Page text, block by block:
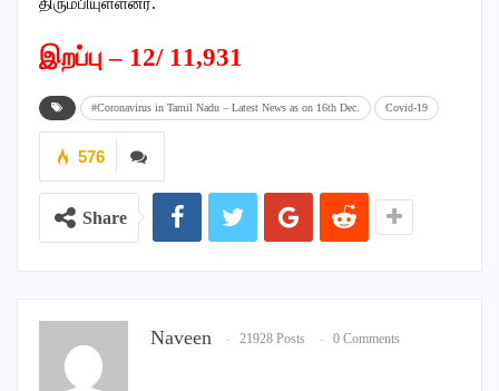
இறப்பு – 12/ 11,931
#Coronavirus in Tamil Nadu – Latest News as on 16th Dec. Covid-19
576
Share
Naveen 21928 Posts 0 Comments